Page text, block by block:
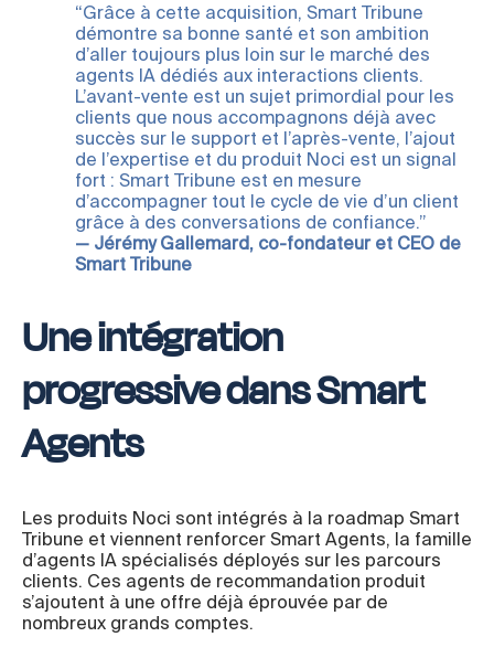
“Grâce à cette acquisition, Smart Tribune
démontre sa bonne santé et son ambition
d’aller toujours plus loin sur le marché des
agents IA dédiés aux interactions clients.
L’avant-vente est un sujet primordial pour les
clients que nous accompagnons déjà avec
succès sur le support et l’après-vente, l’ajout
de l’expertise et du produit Noci est un signal
fort : Smart Tribune est en mesure
d’accompagner tout le cycle de vie d’un client
grâce à des conversations de confiance.”
— Jérémy Gallemard, co-fondateur et CEO de
Smart Tribune
Une intégration
progressive dans Smart
Agents
Les produits Noci sont intégrés à la roadmap Smart
Tribune et viennent renforcer Smart Agents, la famille
d’agents IA spécialisés déployés sur les parcours
clients. Ces agents de recommandation produit
s’ajoutent à une offre déjà éprouvée par de
nombreux grands comptes.